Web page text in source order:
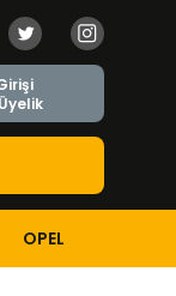
OPEL